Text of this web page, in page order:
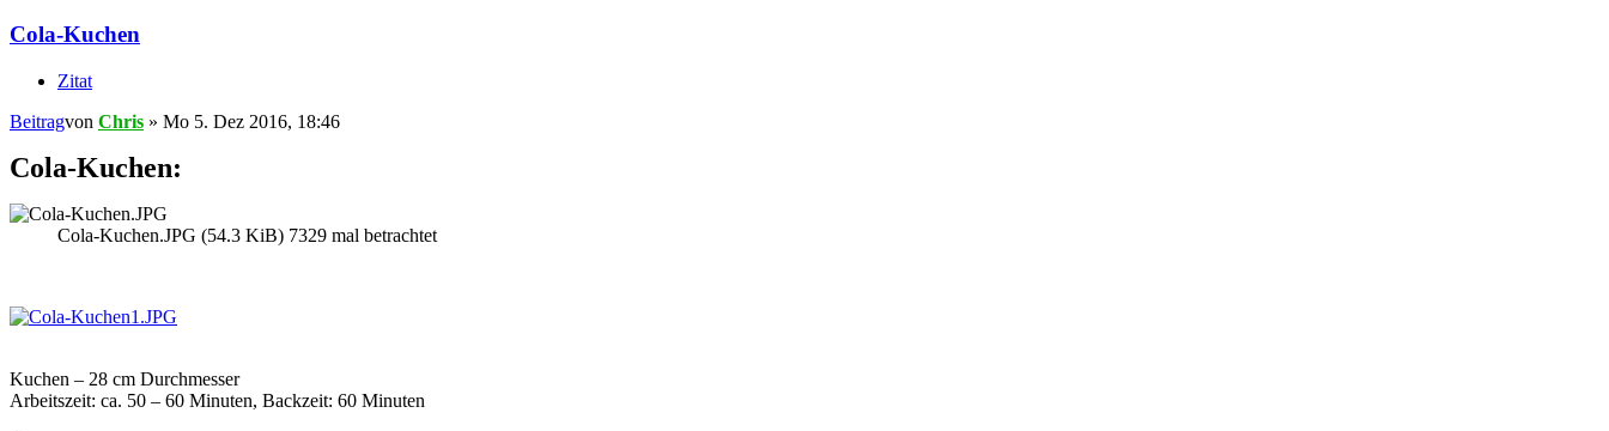
Cola-Kuchen
Zitat
Beitragvon Chris » Mo 5. Dez 2016, 18:46
Cola-Kuchen:
Cola-Kuchen.JPG (54.3 KiB) 7329 mal betrachtet
Kuchen – 28 cm Durchmesser
Arbeitszeit: ca. 50 – 60 Minuten, Backzeit: 60 Minuten